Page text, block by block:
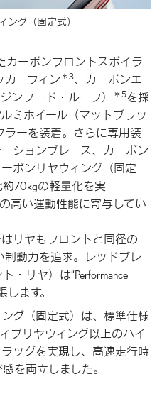
ング（固定式）
カーボンフロントスポイラ
カーフィン ＊3、カーボンエ
ンフード・ルーフ）
＊5を採
ミホイール（マットブラッ
ラーを装着。さらに専用装
ションブレース、カーボン
ボンリヤウィング（固定
70kgの軽量化を実
の高い運動性能に寄与してい
リヤもフロントと同径の
制動力を追求。レッドブレ
・リヤ）は“Performance
します。
グ（固定式）は、標準仕様
ブリヤウィング以上のハイ
ッグを実現し、高速走行時
を両立しました。